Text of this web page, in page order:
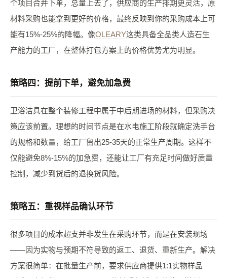
个项目合并下单，总量上去了，供应商的生产排期更灵活，原
材料采购也能拿到更好的价格，最终反映到你的采购成本上可
能有15%-25%的降幅。像OLEARY这类具备全品类人造石生
产能力的工厂，在整体打包方案上的价格优势尤为明显。
策略四：提前下单，避免加急费
卫浴洁具在整个装修工程中属于中后期进场的材料，但采购决
策应该前置。理想的时间节点是在水电施工阶段就确定洗手台
的规格和数量，给工厂留出25-35天的正常生产周期。这样不
仅能避免8%-15%的加急费，还能让工厂有充足时间做好质量
控制，减少到货后的退换货风险。
策略五：重视样品确认环节
很多项目的成本超支并非发生在采购环节，而是在安装现场
——因为实物与预期不符导致的返工、退货、重新生产。解决
方案很简单：在批量生产前，要求供应商提供1:1实物样品